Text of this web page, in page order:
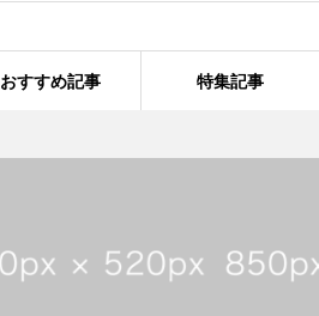
おすすめ記事 特集記事